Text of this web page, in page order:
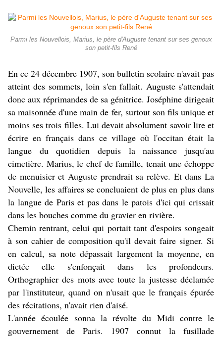
Parmi les Nouvellois, Marius, le père d'Auguste tenant sur ses genoux
son petit-fils René
En ce 24 décembre 1907, son bulletin scolaire n'avait pas
atteint des sommets, loin s'en fallait. Auguste s'attendait
donc aux réprimandes de sa génitrice. Joséphine dirigeait
sa maisonnée d'une main de fer, surtout son fils unique et
moins ses trois filles. Lui devait absolument savoir lire et
écrire en français dans ce village où l'occitan était la
langue du quotidien depuis la naissance jusqu'au
cimetière. Marius, le chef de famille, tenait une échoppe
de menuisier et Auguste prendrait sa relève. Et dans La
Nouvelle, les affaires se concluaient de plus en plus dans
la langue de Paris et pas dans le patois d'ici qui crissait
dans les bouches comme du gravier en rivière.
Chemin rentrant, celui qui portait tant d'espoirs songeait
à son cahier de composition qu'il devait faire signer. Si
en calcul, sa note dépassait largement la moyenne, en
dictée elle s'enfonçait dans les profondeurs.
Orthographier des mots avec toute la justesse déclamée
par l'instituteur, quand on n'usait que le français épurée
des récitations, n'avait rien d'aisé.
L'année écoulée sonna la révolte du Midi contre le
gouvernement de Paris. 1907 connut la fusillade